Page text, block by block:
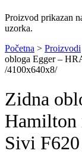
Proizvod prikazan
uzorka.
Početna > Proizvodi
obloga Egger –
/4100x640x8/
Zidna
Hamilton
Sivi